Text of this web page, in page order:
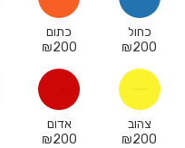
כחול
₪200
כתום
₪200
צהוב
₪200
אדום
₪200